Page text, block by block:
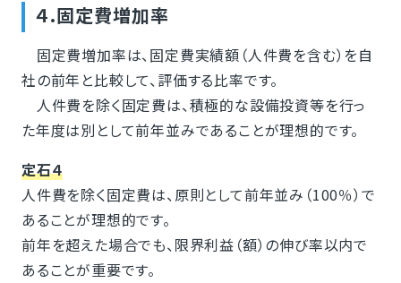
４.固定費増加率
固定費増加率は、固定費実績額（人件費を含む）を自
社の前年と比較して、評価する比率です。
人件費を除く固定費は、積極的な設備投資等を行っ
た年度は別として前年並みであることが理想的です。
定石４
人件費を除く固定費は、原則として前年並み（100％）で
あることが理想的です。
前年を超えた場合でも、限界利益（額）の伸び率以内で
あることが重要です。